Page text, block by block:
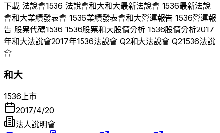
下載 法說會1536 法說會和大和大最新法說會 1536最新法說
會和大業績發表會 1536業績發表會和大營運報告 1536營運報
告 股票代碼1536 1536股票和大股價分析 1536股價分析2017
年和大法說會2017年1536法說會 Q2和大法說會 Q21536法說
會
和大
1536上市
2017/4/20
法人說明會